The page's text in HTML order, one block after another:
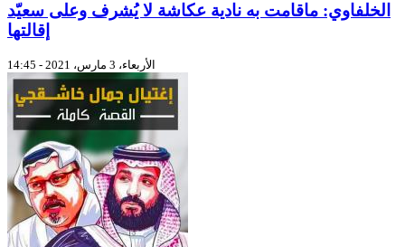
الخلفاوي: ماقامت به نادية عكاشة لا يُشرف وعلى سعيّد
إقالتها
الأربعاء، 3 مارس، 2021 - 14:45